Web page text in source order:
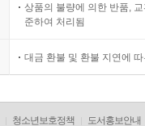
상품의 불량에 의한 반품,
준하여 처리됨
대금 환불 및 환불 지연에
청소년보호정책 도서홍보안내